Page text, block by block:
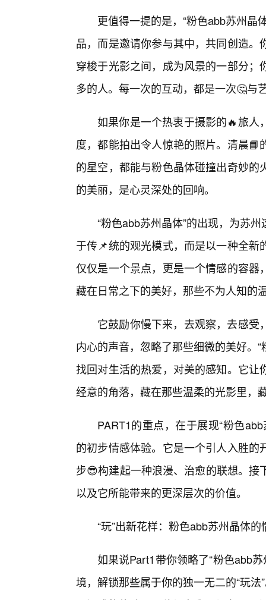
更值得一提的是，“粉色abb苏州晶
品，而是邀请你参与其中，共同创造
穿梭于光影之间，成为风景的一部分
多的人。每一次的互动，都是一次🤔与
如果你是一个热衷于摄影的🔥旅人
度，都能拍出令人惊艳的照片。清晨
的星空，都能与粉色晶体碰撞出奇妙
的美丽，是心灵深处的回响。
“粉色abb苏州晶体”的出现，为苏
于传📌统的观光模式，而是以一种全
仅仅是一个景点，更是一个情感的容
藏在日常之下的美好，那些不为人知的
它鼓励你慢下来，去观察，去感
内心的声音，忽略了那些细微的美好。
找回对生活的热爱，对美的感知。它
经意的角落，藏在那些温柔的光影里，
PART1的重点，在于展现“粉色
的初步情感体验。它是一个引人入胜
步😎构建起一种浪漫、治愈的联想。接
以及它所能带来的更深层次的价值。
“玩”出新花样：粉色abb苏州晶体
如果说Part1带你领略了“粉色abb
境，解锁那些属于你的独一无二的“玩